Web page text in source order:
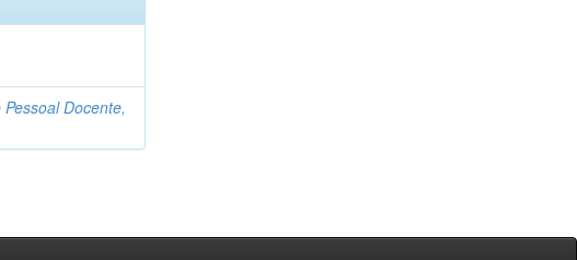
Docente,